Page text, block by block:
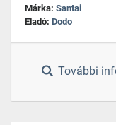
Márka: Santai
Eladó: Dodo
További